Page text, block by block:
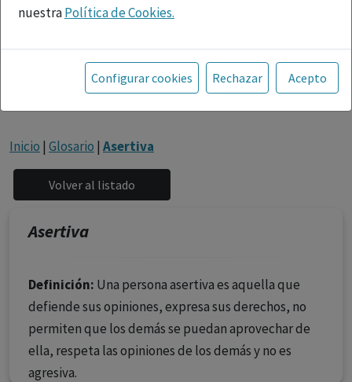
nuestraPolítica de Cookies.
Toda la información incluida en la Página Web está
referida a productos del mercado español y, por
tanto, dirigida a profesionales sanitarios legalmente
facultados para prescribir o dispensar medicamentos
fármacos se facilita a título meramente informativo,
siendo responsabilidad de los profesionales
facultados prescribir medicamentos y decidir, en cada
caso concreto, el tratamiento más adecuado a las
Configurar cookies Rechazar Acepto
Inicio | Glosario | Asertiva
Asertiva
Definición: Una persona asertiva es aquella que
defiende sus opiniones, expresa sus derechos, no
permiten que los demás se puedan aprovechar de
ella, respeta las opiniones de los demás y no es
agresiva.